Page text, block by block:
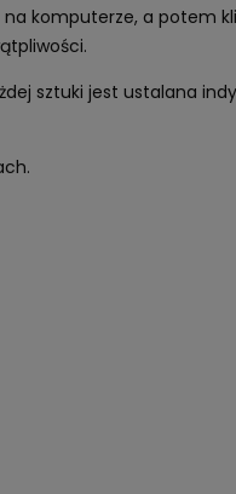
komputerze, a potem
sztuki jest ustalana